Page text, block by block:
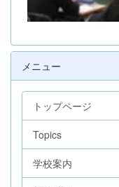
メニュー
トップページ
Topics
学校案内